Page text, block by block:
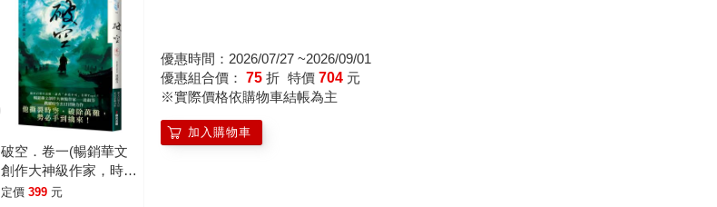
破空．卷一(暢銷華文
創作大神級作家，時空
跳躍玄幻冒險力作)
定價 399 元
優惠時間：2026/07/27 ~2026/09/01
優惠組合價： 75 折 特價 704 元
※實際價格依購物車結帳為主
加入購物車